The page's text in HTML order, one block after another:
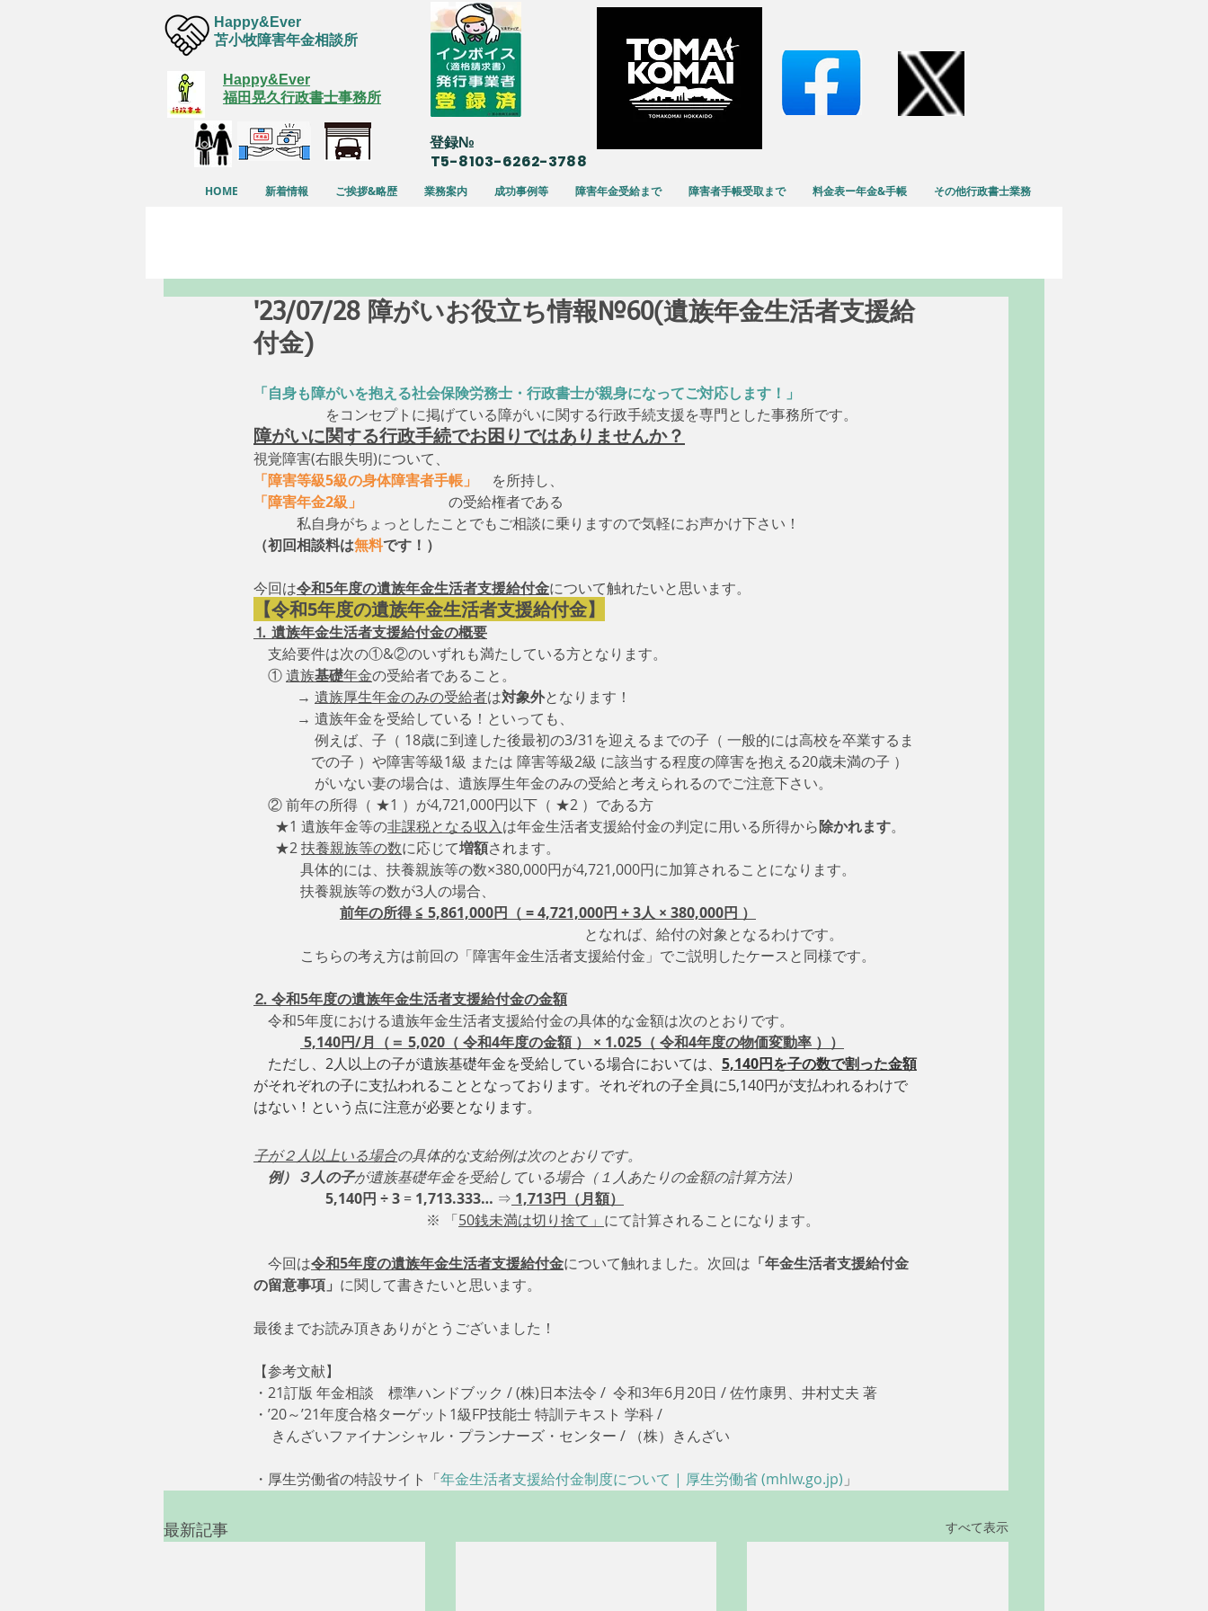
Happy&Ever
苫小牧障害年金相談所
Happy&Ever
福田晃久行政書士事務所
​登録№
T5-8103-6262-3788
HOME 新着情報 ご挨拶&略歴 業務案内 成功事例等 障害年金受給まで 障害者手帳受取まで 料金表ー年金&手帳 その他行政書士業務
'23/07/28 障がいお役立ち情報№60(遺族年金生活者支援給
付金)
「自身も障がいを抱える社会保険労務士・行政書士が親身になってご対応します！」
をコンセプトに掲げている障がいに関する行政手続支援を専門とした事務所です。
障がいに関する行政手続でお困りではありませんか？
視覚障害(右眼失明)について、
「障害等級5級の身体障害者手帳」
を所持し、
「障害年金2級」
の受給権者である
私自身がちょっとしたことでもご相談に乗りますので気軽にお声かけ下さい！
（初回相談料は無料です！）
今回は令和5年度の遺族年金生活者支援給付金について触れたいと思います。
【令和5年度の遺族年金生活者支援給付金】
⒈ 遺族年金生活者支援給付金の概要
支給要件は次の①&②のいずれも満たしている方となります。
① 遺族基礎年金の受給者であること。
→ 遺族厚生年金のみの受給者は対象外となります！
→ 遺族年金を受給している！といっても、
例えば、子（ 18歳に到達した後最初の3/31を迎えるまでの子（ 一般的には高校を卒業するま
での子 ）や障害等級1級 または 障害等級2級 に該当する程度の障害を抱える20歳未満の子 ）
がいない妻の場合は、遺族厚生年金のみの受給と考えられるのでご注意下さい。
② 前年の所得（ ★1 ）が4,721,000円以下（ ★2 ）である方
      ★1 遺族年金等の
非課税となる収入は年金生活者支援給付金の判定に用いる所得から除かれます。
      ★2
扶養親族等の数に応じて増額されます。
具体的には、扶養親族等の数×380,000円が4,721,000円に加算されることになります。
扶養親族等の数が3人の場合、
前年の所得 ≦ 5,861,000円（ = 4,721,000円 + 3人 × 380,000円 ）
                                        　　　　　　　　　　　　　となれば、給付の対象となるわけです。
こちらの考え方は前回の「障害年金生活者支援給付金」でご説明したケースと同様です。
⒉ 令和5年度の遺族年金生活者支援給付金の金額
令和5年度における遺族年金生活者支援給付金の具体的な金額は次のとおりです。
5,140円/月（＝ 5,020（ 令和4年度の金額 ） × 1.025（ 令和4年度の物価変動率 ））
ただし、2人以上の子が遺族基礎年金を受給している場合においては、 5,140円を子の数で割った金額
がそれぞれの子に支払われることとなっております。それぞれの子全員に5,140円が支払われるわけで
はない！という点に注意が必要となります。
子が２人以上いる場合の具体的な支給例は次のとおりです。
例）３人の子が遺族基礎年金を受給している場合（１人あたりの金額の計算方法）
5,140円 ÷ 3 = 1,713.333… ⇒ 1,713円（月額）
※ 「50銭未満は切り捨て」 にて計算されることになります。
    今回は
令和5年度の遺族年金生活者支援給付金について触れました。次回は 「年金生活者支援給付金
の留意事項」 に関して書きたいと思います。
最後までお読み頂きありがとうございました！
【参考文献】
・21訂版 年金相談　標準ハンドブック / (株)日本法令 /  令和3年6月20日 / 佐竹康男、井村丈夫 著
・’20～’21年度合格ターゲット1級FP技能士 特訓テキスト 学科 /
     きんざいファイナンシャル・プランナーズ・センター / （株）きんざい
・厚生労働省の特設サイト「年金生活者支援給付金制度について | 厚生労働省 (mhlw.go.jp) 」
最新記事 すべて表示